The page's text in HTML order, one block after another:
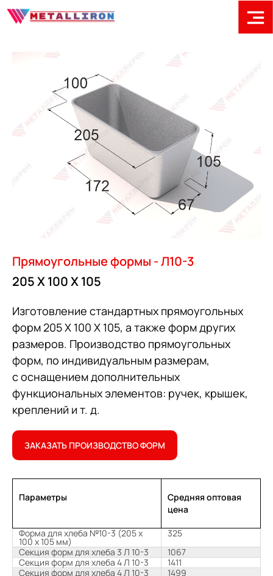
Прямоугольные формы - Л10-3
205 Х 100 Х 105
Изготовление стандартных прямоугольных
форм 205 Х 100 Х 105, а также форм других
размеров. Производство прямоугольных
форм, по индивидуальным размерам,
с оснащением дополнительных
функциональных элементов: ручек, крышек,
креплений и т. д.
ЗАКАЗАТЬ ПРОИЗВОДСТВО ФОРМ
Параметры
Средняя оптовая
цена
Форма для хлеба №10-3 (205 х
100 х 105 мм)
325
Секция форм для хлеба 3 Л 10-3
1067
Секция форм для хлеба 4 Л 10-3
1411
Секция форм для хлеба 4 Л 10-3
1499